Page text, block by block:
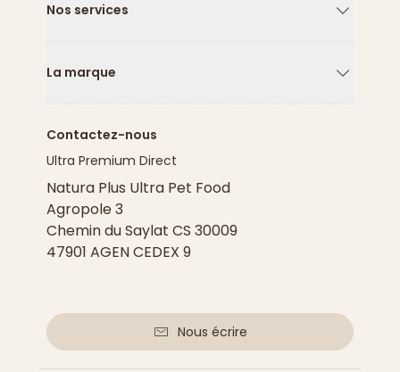
Nos services
La marque
Contactez-nous
Ultra Premium Direct
Natura Plus Ultra Pet Food
Agropole 3
Chemin du Saylat CS 30009
47901 AGEN CEDEX 9
Nous écrire